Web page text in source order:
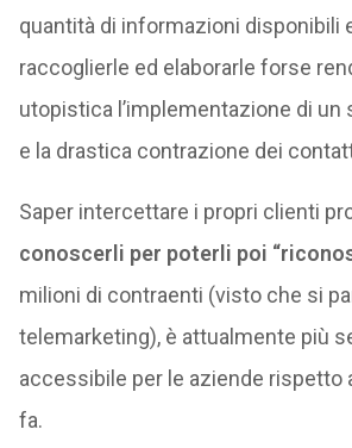
quantità di informazioni disponibili
raccoglierle ed elaborarle forse
utopistica l’implementazione di un
e la drastica contrazione dei
Saper intercettare i propri clienti
conoscerli per poterli poi
milioni di contraenti (visto che si
telemarketing), è attualmente più
accessibile per le aziende rispetto
fa.